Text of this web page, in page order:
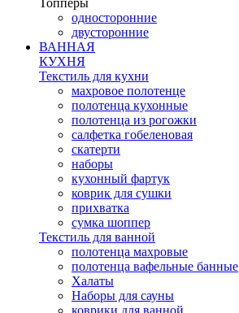
Топперы
односторонние
двусторонние
ВАННАЯ
КУХНЯ
Текстиль для кухни
махровое полотенце
полотенца кухонные
полотенца из рогожки
салфетка гобеленовая
скатерти
наборы
кухонный фартук
коврик для сушки
прихватка
cумка шоппер
Текстиль для ванной
полотенца махровые
полотенца вафельные банные
Халаты
Наборы для сауны
коврики для ванной